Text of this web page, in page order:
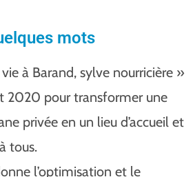
mots
vie à Barand, sylve nourricière »
2020 pour transformer une
privée en un lieu d’accueil et
tous.
l’optimisation et le